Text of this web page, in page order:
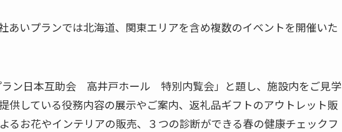
あいプランでは北海道、関東エリアを含め複数のイベントを開催いた
ラン日本互助会 高井戸ホール 特別内覧会」と題し、施設内をご見学
供している役務内容の展示やご案内、返礼品ギフトのアウトレット販
るお花やインテリアの販売、３つの診断ができる春の健康チェックフ